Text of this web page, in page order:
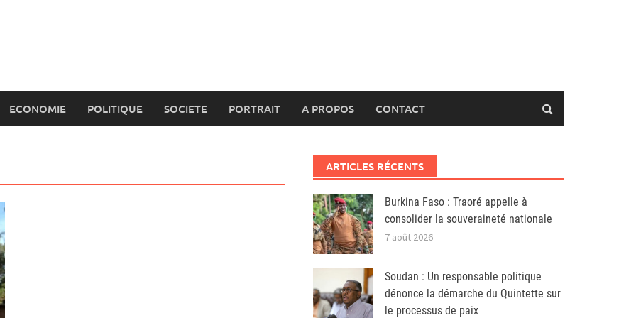
ECONOMIE POLITIQUE SOCIETE PORTRAIT A PROPOS CONTACT
ARTICLES RÉCENTS
Burkina Faso : Traoré appelle à
consolider la souveraineté nationale
7 août 2026
Soudan : Un responsable politique
dénonce la démarche du Quintette sur
le processus de paix